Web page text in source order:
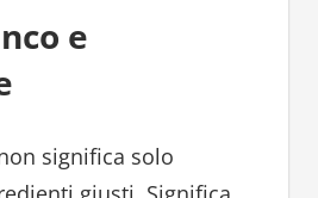
e
significa solo